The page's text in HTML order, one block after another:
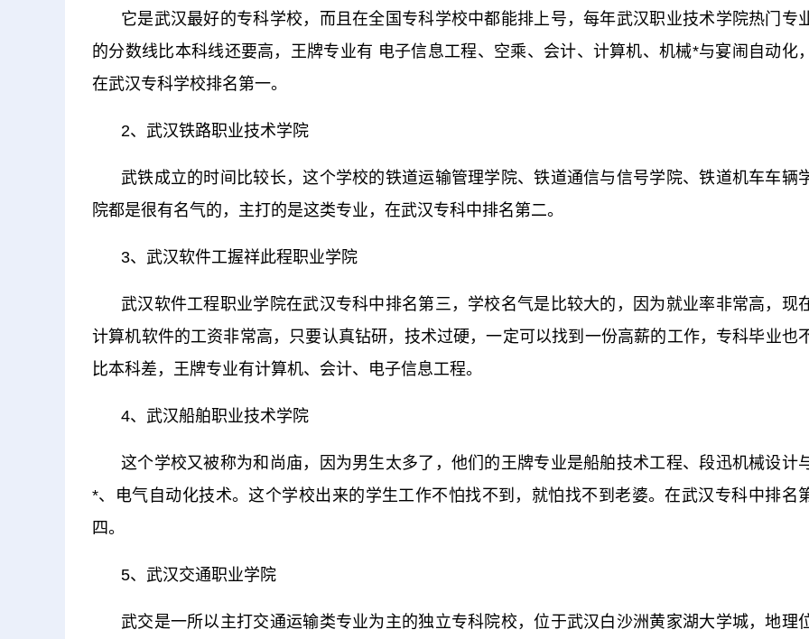
它是武汉最好的专科学校，而且在全国专科学校中都能排上号，每年武汉职业技术学院热门专
的分数线比本科线还要高，王牌专业有 电子信息工程、空乘、会计、计算机、机械*与宴闹自动化
在武汉专科学校排名第一。
2、武汉铁路职业技术学院
武铁成立的时间比较长，这个学校的铁道运输管理学院、铁道通信与信号学院、铁道机车车辆
院都是很有名气的，主打的是这类专业，在武汉专科中排名第二。
3、武汉软件工握祥此程职业学院
武汉软件工程职业学院在武汉专科中排名第三，学校名气是比较大的，因为就业率非常高，现
计算机软件的工资非常高，只要认真钻研，技术过硬，一定可以找到一份高薪的工作，专科毕业也
比本科差，王牌专业有计算机、会计、电子信息工程。
4、武汉船舶职业技术学院
这个学校又被称为和尚庙，因为男生太多了，他们的王牌专业是船舶技术工程、段迅机械设计
*、电气自动化技术。这个学校出来的学生工作不怕找不到，就怕找不到老婆。在武汉专科中排名
四。
5、武汉交通职业学院
武交是一所以主打交通运输类专业为主的独立专科院校，位于武汉白沙洲黄家湖大学城，地理